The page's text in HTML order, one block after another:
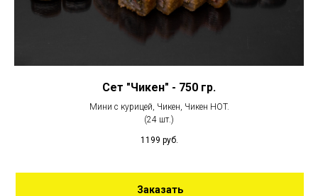
Сет "Чикен" - 750 гр.
Мини с курицей, Чикен, Чикен HOT.
(24 шт.)
1199 руб.
Заказать